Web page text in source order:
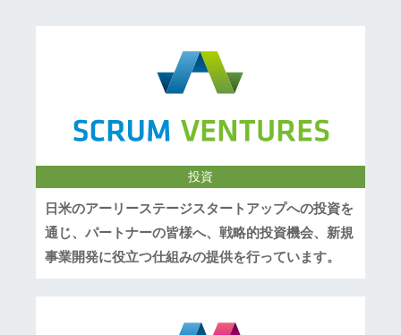
投資
日米のアーリーステージスタートアップへの投資を
通じ、パートナーの皆様へ、戦略的投資機会、新規
事業開発に役立つ仕組みの提供を行っています。